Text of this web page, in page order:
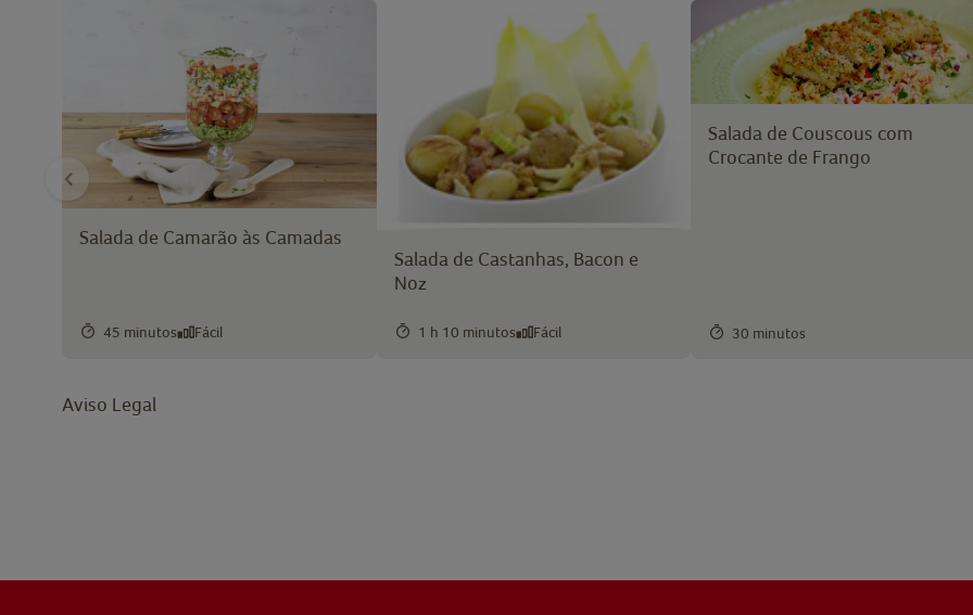
Salada de Camarão às Camadas
45 minutos Fácil
Salada de Castanhas, Bacon e
Noz
1 h 10 minutos Fácil
Salada de Couscous com
Crocante de Frango
30 minutos
Aviso Legal